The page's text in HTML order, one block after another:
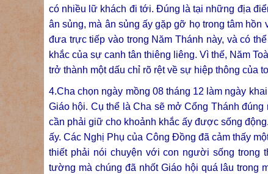
có nhiều lữ khách đi tới. Đúng là tại những địa
ân sủng, mà ân sủng ấy gặp gỡ họ trong tâm
đưa trực tiếp vào trong Năm Thánh này, và có
khắc của sự canh tân thiêng liêng. Vì thế, Năm
trở thành một dấu chỉ rõ rệt về sự hiệp thông của
4.Cha chọn ngày mồng 08 tháng 12 làm ngày
Giáo hội. Cụ thể là Cha sẽ mở Cổng Thánh
cần phải giữ cho khoảnh khắc ấy được sống
ấy. Các Nghị Phụ của Công Đồng đã cảm thấy
thiết phải nói chuyện với con người sống trong
tường mà chúng đã nhốt Giáo hội quá lâu trong